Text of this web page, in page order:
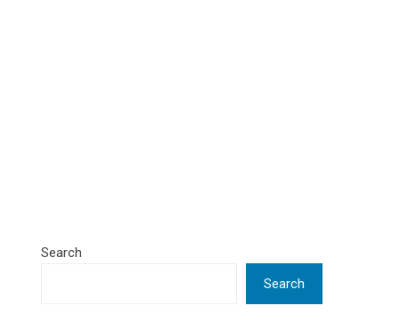
Search
Search